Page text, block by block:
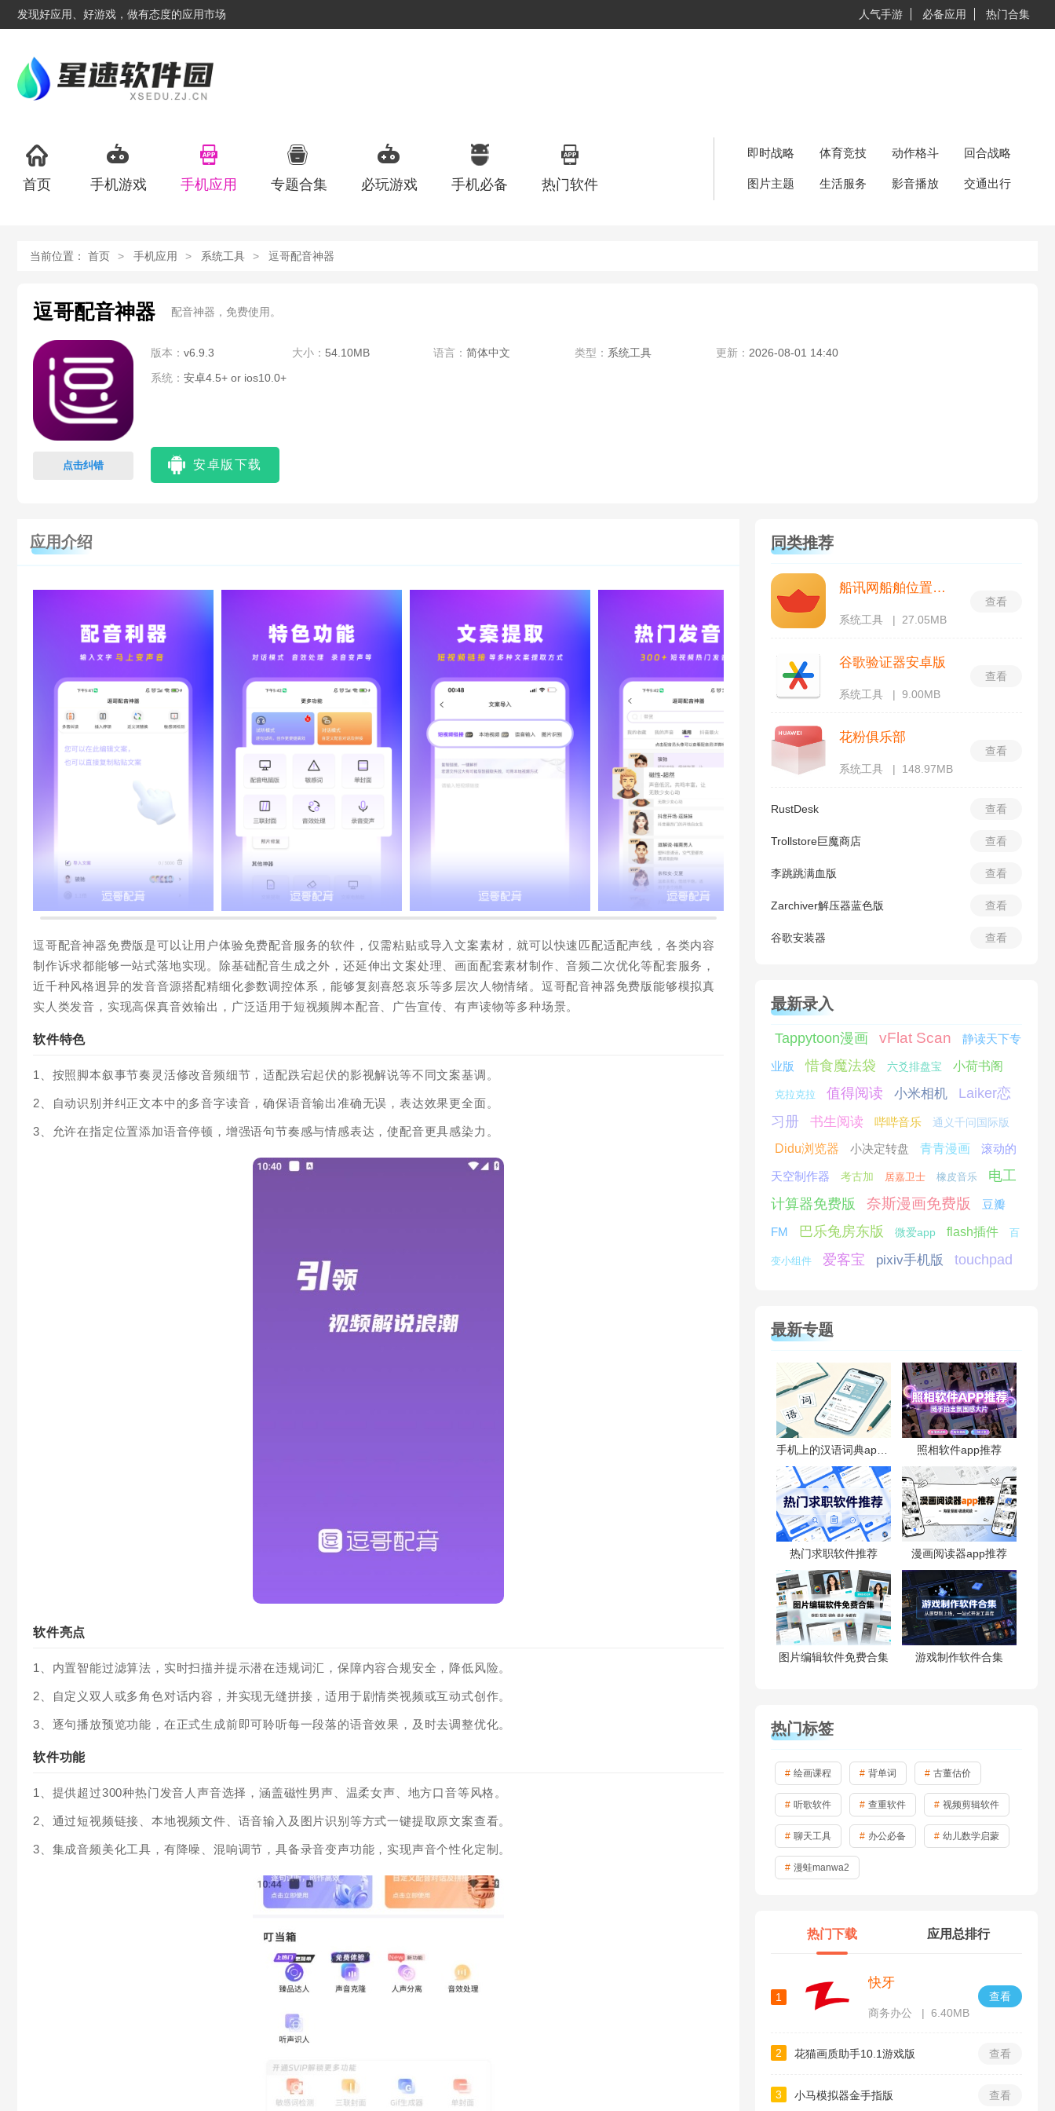
发现好应用、好游戏，做有态度的应用市场 人气手游 必备应用 热门合集
首页 手机游戏 手机应用 专题合集 必玩游戏 手机必备 热门软件
即时战略 体育竞技 动作格斗 回合战略
图片主题 生活服务 影音播放 交通出行
当前位置： 首页 手机应用 系统工具 逗哥配音神器
逗哥配音神器 配音神器，免费使用。
点击纠错
版本： v6.9.3 大小： 54.10MB 语言： 简体中文 类型： 系统工具 更新： 2026-08-01 14:40
系统： 安卓4.5+ or ios10.0+
安卓版下载
应用介绍
逗哥配音神器免费版是可以让用户体验免费配音服务的软件，仅需粘贴或导入文案素材，就可以快速匹配适配声线，各类内容
制作诉求都能够一站式落地实现。除基础配音生成之外，还延伸出文案处理、画面配套素材制作、音频二次优化等配套服务，
近千种风格迥异的发音音源搭配精细化参数调控体系，能够复刻喜怒哀乐等多层次人物情绪。逗哥配音神器免费版能够模拟真
实人类发音，实现高保真音效输出，广泛适用于短视频脚本配音、广告宣传、有声读物等多种场景。
软件特色
1、按照脚本叙事节奏灵活修改音频细节，适配跌宕起伏的影视解说等不同文案基调。
2、自动识别并纠正文本中的多音字读音，确保语音输出准确无误，表达效果更全面。
3、允许在指定位置添加语音停顿，增强语句节奏感与情感表达，使配音更具感染力。
软件亮点
1、内置智能过滤算法，实时扫描并提示潜在违规词汇，保障内容合规安全，降低风险。
2、自定义双人或多角色对话内容，并实现无缝拼接，适用于剧情类视频或互动式创作。
3、逐句播放预览功能，在正式生成前即可聆听每一段落的语音效果，及时去调整优化。
软件功能
1、提供超过300种热门发音人声音选择，涵盖磁性男声、温柔女声、地方口音等风格。
2、通过短视频链接、本地视频文件、语音输入及图片识别等方式一键提取原文案查看。
3、集成音频美化工具，有降噪、混响调节，具备录音变声功能，实现声音个性化定制。
同类推荐
船讯网船舶位置查询
系统工具 27.05MB
查看
谷歌验证器安卓版
系统工具 9.00MB
查看
花粉俱乐部
系统工具 148.97MB
查看
RustDesk 查看
Trollstore巨魔商店 查看
李跳跳满血版 查看
Zarchiver解压器蓝色版 查看
谷歌安装器 查看
最新录入
Tappytoon漫画 vFlat Scan 静读天下专
业版 惜食魔法袋 六爻排盘宝 小荷书阁
克拉克拉 值得阅读 小米相机
Laiker恋
习册
书生阅读 哔哔音乐 通义千问国际版
Didu浏览器 小决定转盘 青青漫画 滚动的
天空制作器 考古加 居嘉卫士 橡皮音乐
电工
计算器免费版
奈斯漫画免费版 豆瓣
FM 巴乐兔房东版 微爱app flash插件 百
变小组件 爱客宝 pixiv手机版 touchpad
最新专题
照相软件app推荐
热门求职软件推荐 漫画阅读器app推荐
图片编辑软件免费合集 游戏制作软件合集
热门标签
绘画课程 背单词 古董估价
听歌软件 查重软件 视频剪辑软件
聊天工具 办公必备 幼儿数学启蒙
漫蛙manwa2
热门下载 应用总排行
1
快牙
商务办公 6.40MB
查看
2 花猫画质助手10.1游戏版 查看
3 小马模拟器金手指版 查看